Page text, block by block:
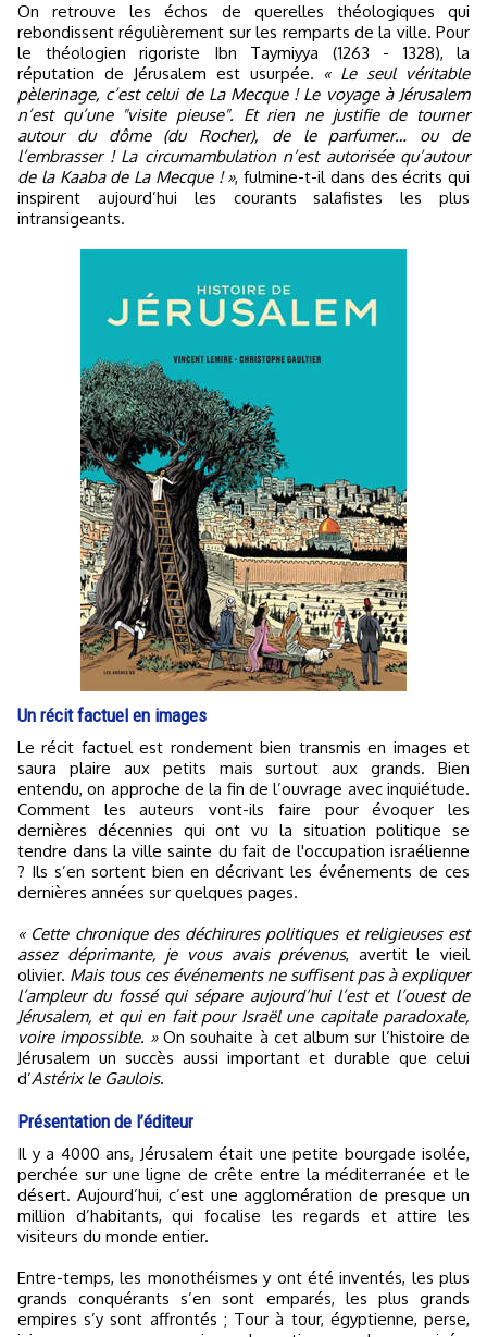
On retrouve les échos de querelles théologiques qui
rebondissent régulièrement sur les remparts de la ville. Pour
le théologien rigoriste Ibn Taymiyya (1263 - 1328), la
réputation de Jérusalem est usurpée. « Le seul véritable
pèlerinage, c’est celui de La Mecque ! Le voyage à Jérusalem
n’est qu’une "visite pieuse". Et rien ne justifie de tourner
autour du dôme (du Rocher), de le parfumer… ou de
l’embrasser ! La circumambulation n’est autorisée qu’autour
de la Kaaba de La Mecque ! », fulmine-t-il dans des écrits qui
inspirent aujourd’hui les courants salafistes les plus
intransigeants.
Un récit factuel en images
Le récit factuel est rondement bien transmis en images et
saura plaire aux petits mais surtout aux grands. Bien
entendu, on approche de la fin de l’ouvrage avec inquiétude.
Comment les auteurs vont-ils faire pour évoquer les
dernières décennies qui ont vu la situation politique se
tendre dans la ville sainte du fait de l'occupation israélienne
? Ils s’en sortent bien en décrivant les événements de ces
dernières années sur quelques pages.
« Cette chronique des déchirures politiques et religieuses est
assez déprimante, je vous avais prévenus, avertit le vieil
olivier. Mais tous ces événements ne suffisent pas à expliquer
l’ampleur du fossé qui sépare aujourd’hui l’est et l’ouest de
Jérusalem, et qui en fait pour Israël une capitale paradoxale,
voire impossible. »On souhaite à cet album sur l’histoire de
Jérusalem un succès aussi important et durable que celui
d’Astérix le Gaulois.
Présentation de l’éditeur
Il y a 4000 ans, Jérusalem était une petite bourgade isolée,
perchée sur une ligne de crête entre la méditerranée et le
désert. Aujourd’hui, c’est une agglomération de presque un
million d’habitants, qui focalise les regards et attire les
visiteurs du monde entier.
Entre-temps, les monothéismes y ont été inventés, les plus
grands conquérants s’en sont emparés, les plus grands
empires s’y sont affrontés ; Tour à tour, égyptienne, perse,